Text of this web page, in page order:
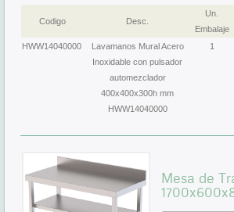
Codigo Desc.
Un.
Embalaje
HWW14040000
Lavamanos Mural Acero
Inoxidable con pulsador
automezclador
400x400x300h mm
HWW14040000
1
Mesa de